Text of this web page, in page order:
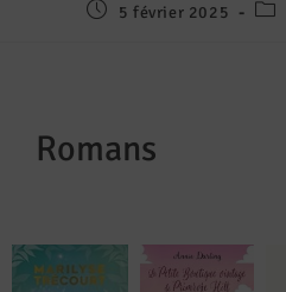
5 février 2025
Romans